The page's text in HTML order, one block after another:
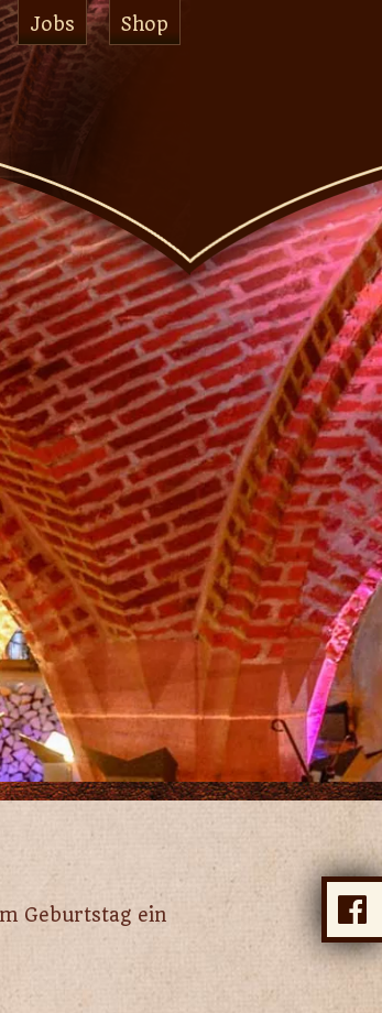
Jobs Shop
Geburtstag ein